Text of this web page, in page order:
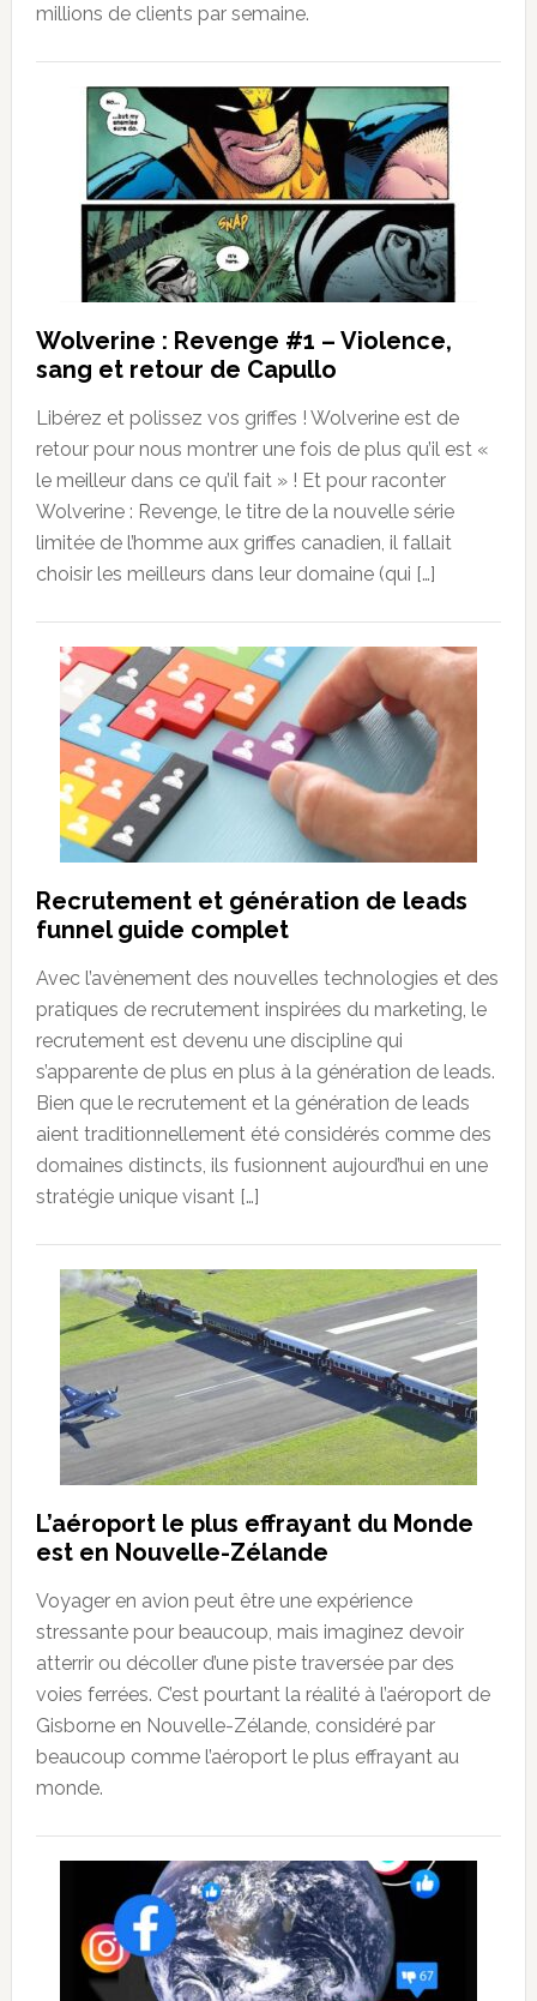
millions de clients par semaine.
Wolverine : Revenge #1 – Violence,
sang et retour de Capullo
Libérez et polissez vos griffes ! Wolverine est de
retour pour nous montrer une fois de plus qu’il est «
le meilleur dans ce qu’il fait » ! Et pour raconter
Wolverine : Revenge, le titre de la nouvelle série
limitée de l’homme aux griffes canadien, il fallait
choisir les meilleurs dans leur domaine (qui […]
Recrutement et génération de leads
funnel guide complet
Avec l’avènement des nouvelles technologies et des
pratiques de recrutement inspirées du marketing, le
recrutement est devenu une discipline qui
s’apparente de plus en plus à la génération de leads.
Bien que le recrutement et la génération de leads
aient traditionnellement été considérés comme des
domaines distincts, ils fusionnent aujourd’hui en une
stratégie unique visant […]
L’aéroport le plus effrayant du Monde
est en Nouvelle-Zélande
Voyager en avion peut être une expérience
stressante pour beaucoup, mais imaginez devoir
atterrir ou décoller d’une piste traversée par des
voies ferrées. C’est pourtant la réalité à l’aéroport de
Gisborne en Nouvelle-Zélande, considéré par
beaucoup comme l’aéroport le plus effrayant au
monde.